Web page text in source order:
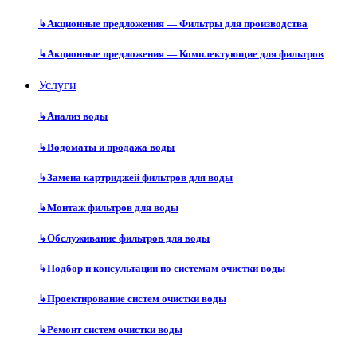
↳Акционные предложения — Фильтры для производства
↳Акционные предложения — Комплектующие для фильтров
Услуги
↳Анализ воды
↳Водоматы и продажа воды
↳Замена картриджей фильтров для воды
↳Монтаж фильтров для воды
↳Обслуживание фильтров для воды
↳Подбор и консультации по системам очистки воды
↳Проектирование систем очистки воды
↳Ремонт систем очистки воды